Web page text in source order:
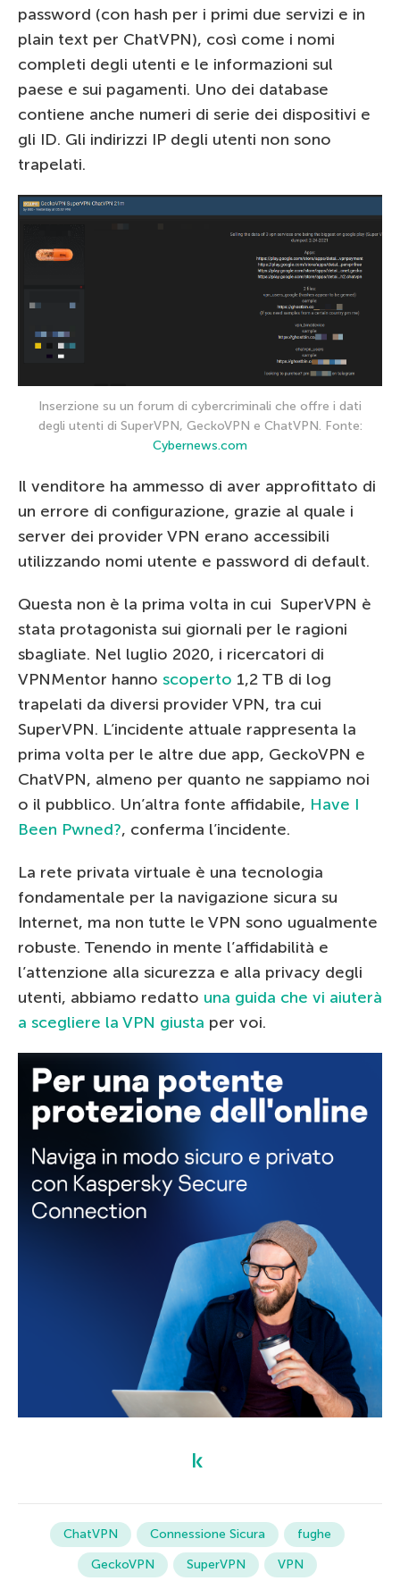
password (con hash per i primi due servizi e in
plain text per ChatVPN), così come i nomi
completi degli utenti e le informazioni sul
paese e sui pagamenti. Uno dei database
contiene anche numeri di serie dei dispositivi e
gli ID. Gli indirizzi IP degli utenti non sono
trapelati.
Inserzione su un forum di cybercriminali che offre i dati
degli utenti di SuperVPN, GeckoVPN e ChatVPN. Fonte:
Cybernews.com
Il venditore ha ammesso di aver approfittato di
un errore di configurazione, grazie al quale i
server dei provider VPN erano accessibili
utilizzando nomi utente e password di default.
Questa non è la prima volta in cui SuperVPN è
stata protagonista sui giornali per le ragioni
sbagliate. Nel luglio 2020, i ricercatori di
VPNMentor hanno scoperto 1,2 TB di log
trapelati da diversi provider VPN, tra cui
SuperVPN. L’incidente attuale rappresenta la
prima volta per le altre due app, GeckoVPN e
ChatVPN, almeno per quanto ne sappiamo noi
o il pubblico. Un’altra fonte affidabile, Have I
Been Pwned?, conferma l’incidente.
La rete privata virtuale è una tecnologia
fondamentale per la navigazione sicura su
Internet, ma non tutte le VPN sono ugualmente
robuste. Tenendo in mente l’affidabilità e
l’attenzione alla sicurezza e alla privacy degli
utenti, abbiamo redatto una guida che vi aiuterà
a scegliere la VPN giusta per voi.
ChatVPN Connessione Sicura
fughe
GeckoVPN
SuperVPN VPN